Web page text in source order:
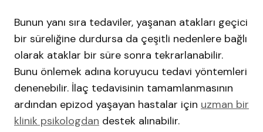
Bunun yanı sıra tedaviler, yaşanan atakları geçici
bir süreliğine durdursa da çeşitli nedenlere bağlı
olarak ataklar bir süre sonra tekrarlanabilir.
Bunu önlemek adına koruyucu tedavi yöntemleri
denenebilir. İlaç tedavisinin tamamlanmasının
ardından epizod yaşayan hastalar için uzman bir
klinik psikologdan destek alınabilir.